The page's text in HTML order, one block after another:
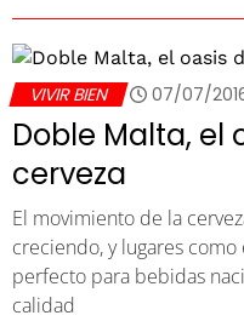
VIVIR BIEN 07/07/
Doble Malta, el
cerveza
El movimiento de la
creciendo, y lugares
perfecto para bebidas
calidad